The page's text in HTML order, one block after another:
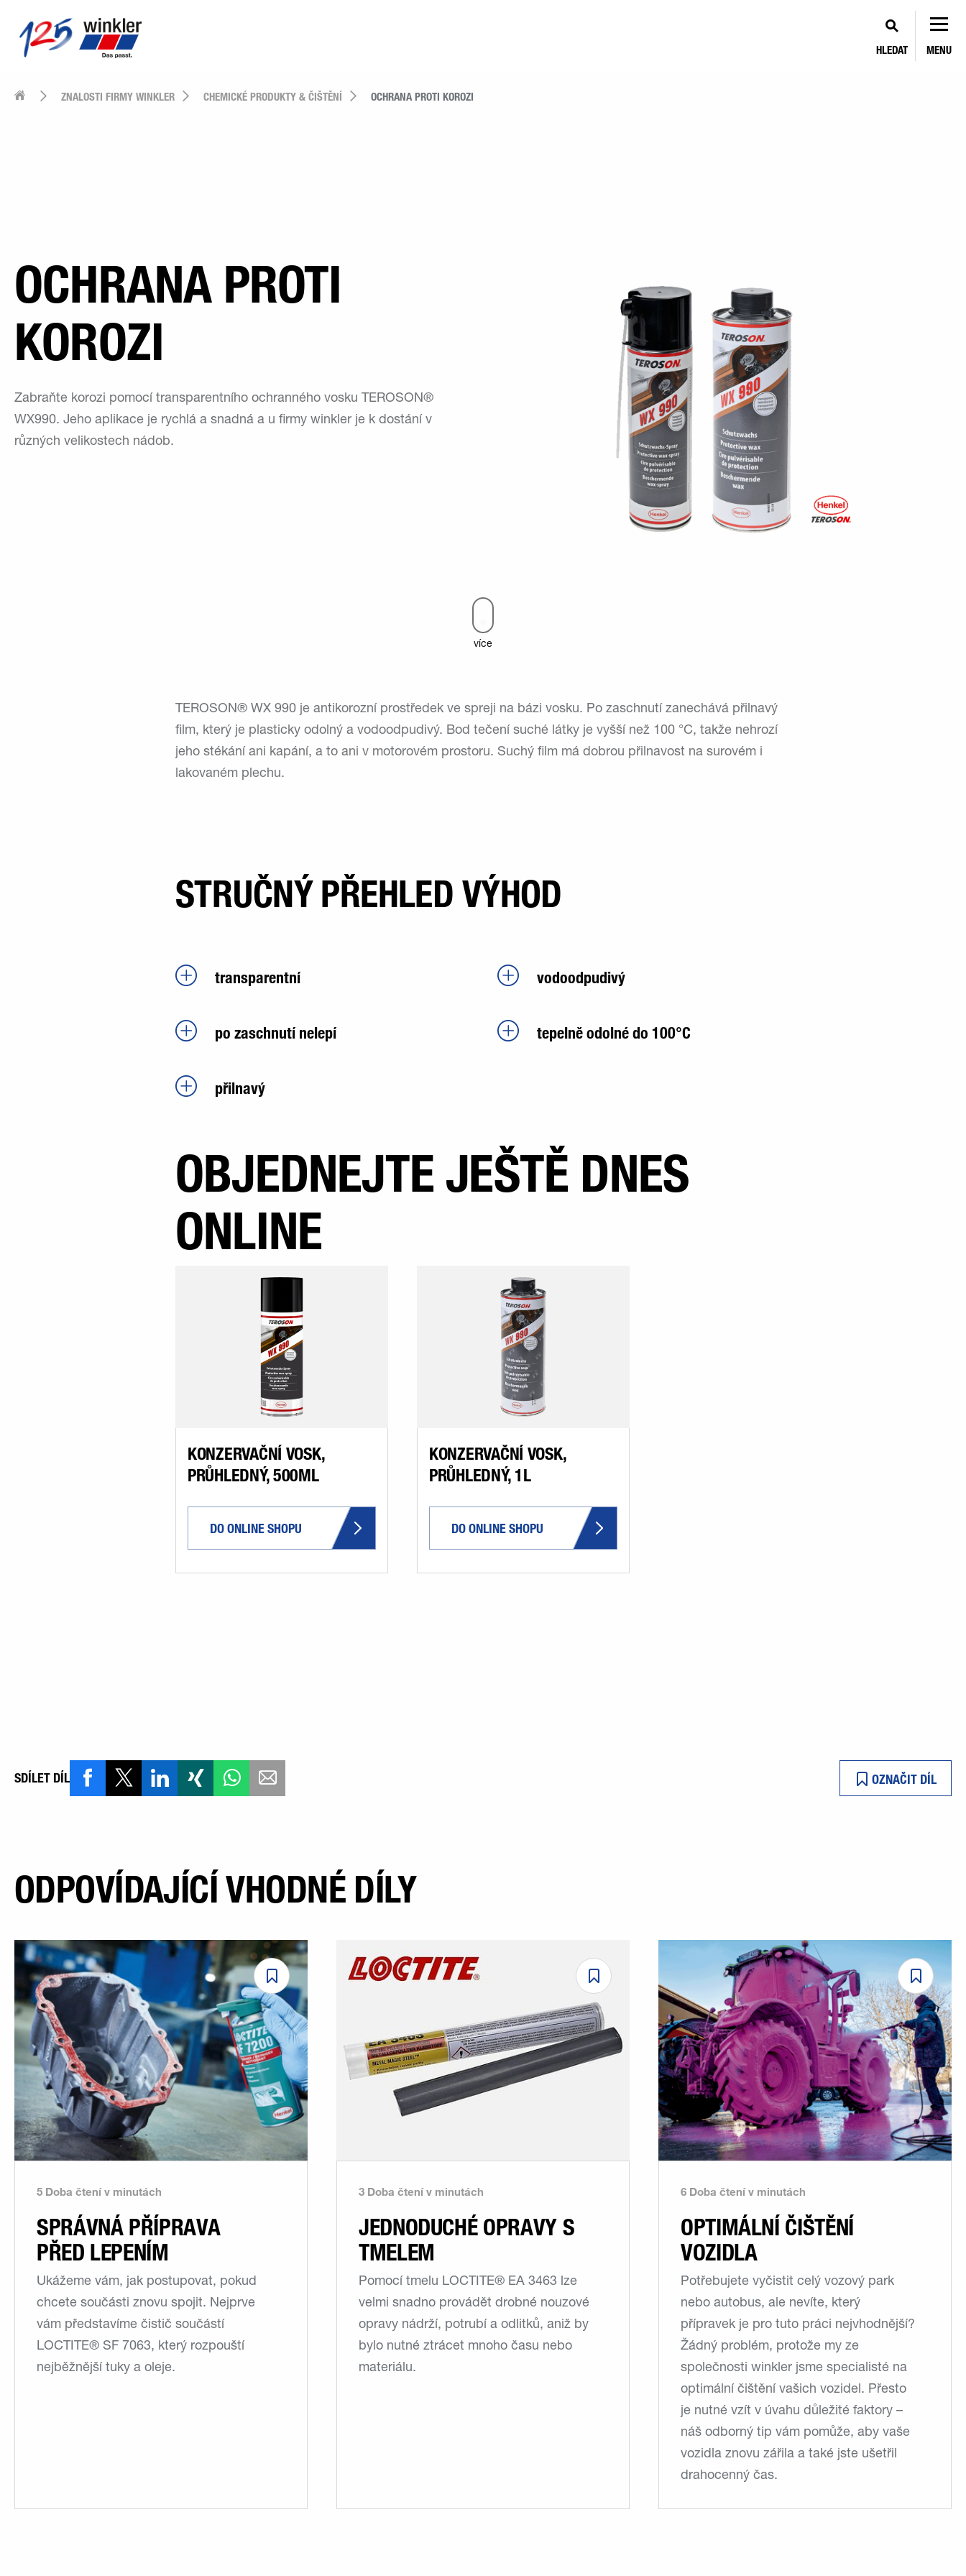
HLEDAT MENU
ZNALOSTI FIRMY WINKLER CHEMICKÉ PRODUKTY & ČIŠTĚNÍ OCHRANA PROTI KOROZI
OCHRANA PROTI
KOROZI
Zabraňte korozi pomocí transparentního ochranného vosku TEROSON®
WX990. Jeho aplikace je rychlá a snadná a u firmy winkler je k dostání v
různých velikostech nádob.
více
TEROSON® WX 990 je antikorozní prostředek ve spreji na bázi vosku. Po zaschnutí zanechává přilnavý
film, který je plasticky odolný a vodoodpudivý. Bod tečení suché látky je vyšší než 100 °C, takže nehrozí
jeho stékání ani kapání, a to ani v motorovém prostoru. Suchý film má dobrou přilnavost na surovém i
lakovaném plechu.
STRUČNÝ PŘEHLED VÝHOD
transparentní
po zaschnutí nelepí
přilnavý
vodoodpudivý
tepelně odolné do 100°C
OBJEDNEJTE JEŠTĚ DNES
ONLINE
KONZERVAČNÍ VOSK,
PRŮHLEDNÝ, 500ML
DO ONLINE SHOPU
KONZERVAČNÍ VOSK,
PRŮHLEDNÝ, 1L
DO ONLINE SHOPU
SDÍLET DÍL OZNAČIT DÍL
ODPOVÍDAJÍCÍ VHODNÉ DÍLY
5 Doba čtení v minutách
SPRÁVNÁ PŘÍPRAVA
PŘED LEPENÍM
Ukážeme vám, jak postupovat, pokud
chcete součásti znovu spojit. Nejprve
vám představíme čistič součástí
LOCTITE® SF 7063, který rozpouští
nejběžnější tuky a oleje.
3 Doba čtení v minutách
JEDNODUCHÉ OPRAVY S
TMELEM
Pomocí tmelu LOCTITE® EA 3463 lze
velmi snadno provádět drobné nouzové
opravy nádrží, potrubí a odlitků, aniž by
bylo nutné ztrácet mnoho času nebo
materiálu.
6 Doba čtení v minutách
OPTIMÁLNÍ ČIŠTĚNÍ
VOZIDLA
Potřebujete vyčistit celý vozový park
nebo autobus, ale nevíte, který
přípravek je pro tuto práci nejvhodnější?
Žádný problém, protože my ze
společnosti winkler jsme specialisté na
optimální čištění vašich vozidel. Přesto
je nutné vzít v úvahu důležité faktory –
náš odborný tip vám pomůže, aby vaše
vozidla znovu zářila a také jste ušetřil
drahocenný čas.